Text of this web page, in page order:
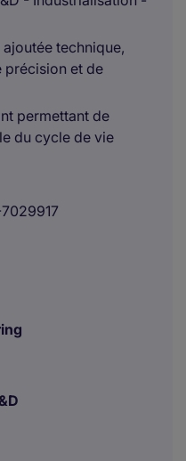
technique,
précision et de
permettant de
du cycle de vie